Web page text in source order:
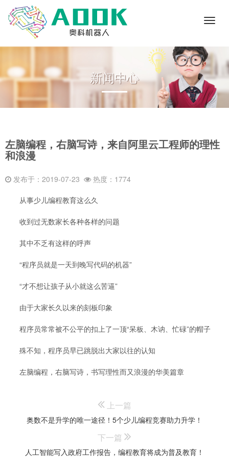
新闻中心
左脑编程，右脑写诗，来自阿里云工程师的理性
和浪漫
发布于：2019-07-23 热度：1774
从事少儿编程教育这么久
收到过无数家长各种各样的问题
其中不乏有这样的呼声
“程序员就是一天到晚写代码的机器”
“才不想让孩子从小就这么苦逼”
由于大家长久以来的刻板印象
程序员常常被不公平的扣上了一顶“呆板、木讷、忙碌”的帽子
殊不知，程序员早已跳脱出大家以往的认知
左脑编程，右脑写诗，书写理性而又浪漫的华美篇章
上一篇
奥数不是升学的唯一途径！5个少儿编程竞赛助力升学！
下一篇
人工智能写入政府工作报告，编程教育将成为普及教育！